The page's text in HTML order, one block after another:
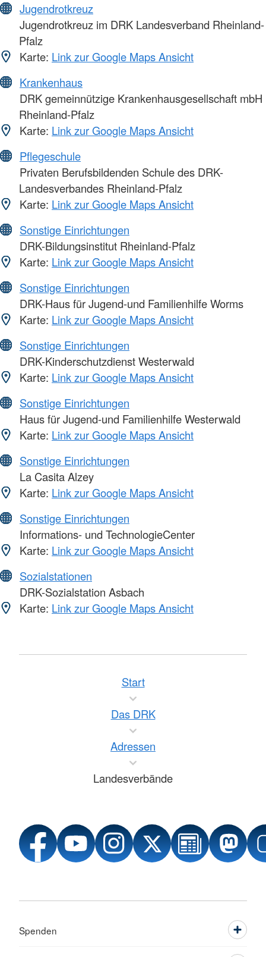
Jugendrotkreuz
Jugendrotkreuz im DRK Landesverband Rheinland-
Pfalz
Karte: Link zur Google Maps Ansicht
Krankenhaus
DRK gemeinnützige Krankenhausgesellschaft mbH
Rheinland-Pfalz
Karte: Link zur Google Maps Ansicht
Pflegeschule
Privaten Berufsbildenden Schule des DRK-
Landesverbandes Rheinland-Pfalz
Karte: Link zur Google Maps Ansicht
Sonstige Einrichtungen
DRK-Bildungsinstitut Rheinland-Pfalz
Karte: Link zur Google Maps Ansicht
Sonstige Einrichtungen
DRK-Haus für Jugend-und Familienhilfe Worms
Karte: Link zur Google Maps Ansicht
Sonstige Einrichtungen
DRK-Kinderschutzdienst Westerwald
Karte: Link zur Google Maps Ansicht
Sonstige Einrichtungen
Haus für Jugend-und Familienhilfe Westerwald
Karte: Link zur Google Maps Ansicht
Sonstige Einrichtungen
La Casita Alzey
Karte: Link zur Google Maps Ansicht
Sonstige Einrichtungen
Informations- und TechnologieCenter
Karte: Link zur Google Maps Ansicht
Sozialstationen
DRK-Sozialstation Asbach
Karte: Link zur Google Maps Ansicht
Start
Das DRK
Adressen
Landesverbände
Spenden